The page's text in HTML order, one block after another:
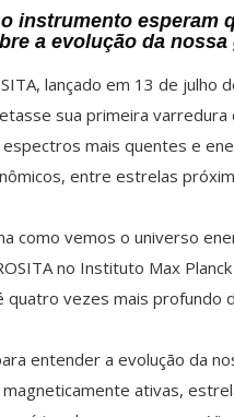
instrumento esperam
a evolução da nossa
lançado em 13 de julho
sua primeira varredura
mais quentes e
entre estrelas
como vemos o universo
no Instituto Max Planck
vezes mais profundo
entender a evolução da
ativas,